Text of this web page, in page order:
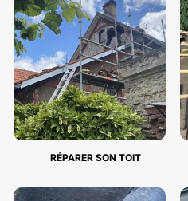
RÉPARER SON TOIT